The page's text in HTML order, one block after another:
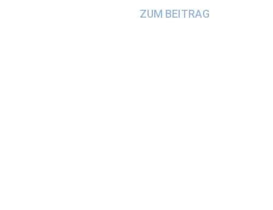
ZUM BEITRAG